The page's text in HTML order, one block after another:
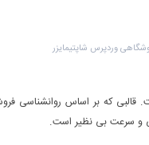
که بر اساس روانشناسی
و سرعت بی نظیر است.